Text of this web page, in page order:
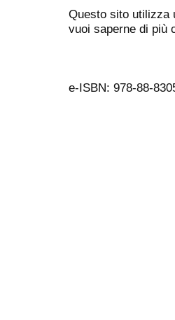
Questo sito utilizza
vuoi saperne di più
e-ISBN: 978-88-